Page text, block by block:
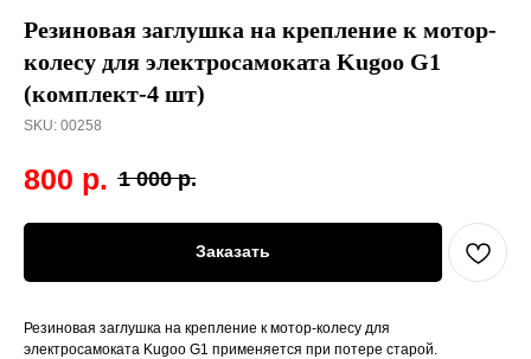
Резиновая заглушка на крепление к мотор-
колесу для электросамоката Kugoo G1
(комплект-4 шт)
SKU: 00258
800 р. 1 000 р.
Заказать
Резиновая заглушка на крепление к мотор-колесу для
электросамоката Kugoo G1 применяется при потере старой.